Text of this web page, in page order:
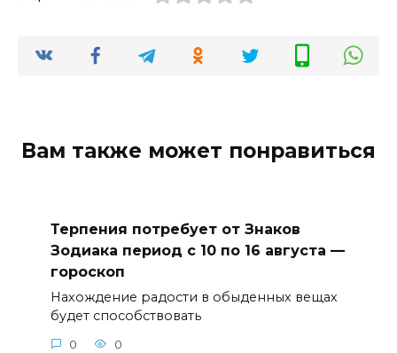
Вам также может понравиться
Терпения потребует от Знаков
Зодиака период с 10 по 16 августа —
гороскоп
Нахождение радости в обыденных вещах
будет способствовать
0 0